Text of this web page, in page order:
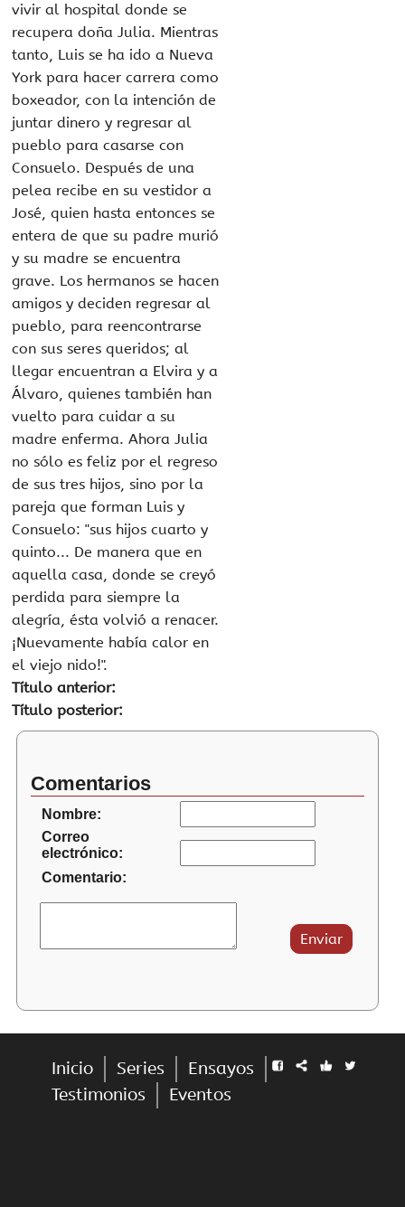
vivir al hospital donde se
recupera doña Julia. Mientras
tanto, Luis se ha ido a Nueva
York para hacer carrera como
boxeador, con la intención de
juntar dinero y regresar al
pueblo para casarse con
Consuelo. Después de una
pelea recibe en su vestidor a
José, quien hasta entonces se
entera de que su padre murió
y su madre se encuentra
grave. Los hermanos se hacen
amigos y deciden regresar al
pueblo, para reencontrarse
con sus seres queridos; al
llegar encuentran a Elvira y a
Álvaro, quienes también han
vuelto para cuidar a su
madre enferma. Ahora Julia
no sólo es feliz por el regreso
de sus tres hijos, sino por la
pareja que forman Luis y
Consuelo: "sus hijos cuarto y
quinto... De manera que en
aquella casa, donde se creyó
perdida para siempre la
alegría, ésta volvió a renacer.
¡Nuevamente había calor en
el viejo nido!".
Título anterior:
Título posterior:
Comentarios
Nombre:
Correo
electrónico:
Comentario:
Inicio Series
Ensayos
Testimonios
Eventos